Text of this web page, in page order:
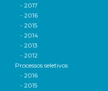
- 2017
- 2016
- 2015
- 2014
- 2013
- 2012
Processos seletivos
- 2016
- 2015